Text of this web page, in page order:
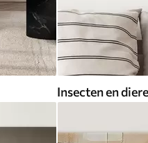
Insecten en